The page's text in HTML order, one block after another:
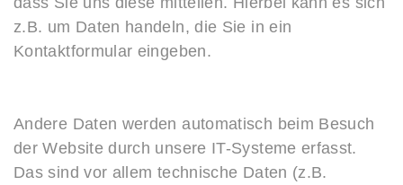
z.B. um Daten handeln, die Sie in ein
Kontaktformular eingeben.
Andere Daten werden automatisch beim Besuch
der Website durch unsere IT-Systeme erfasst.
Das sind vor allem technische Daten (z.B.